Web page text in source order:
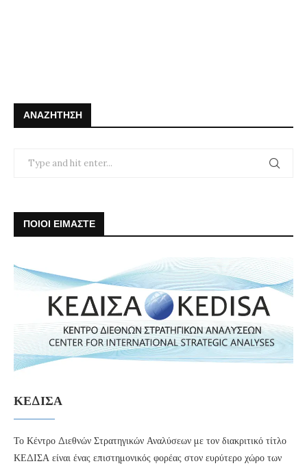
ΑΝΑΖΉΤΗΣΗ
ΠΟΙΟΙ ΕΙΜΑΣΤΕ
ΚΕΔΙΣΑ
Το Κέντρο Διεθνών Στρατηγικών Αναλύσεων με τον διακριτικό τίτλο
ΚΕΔΙΣΑ είναι ένας επιστημονικός φορέας στον ευρύτερο χώρο των